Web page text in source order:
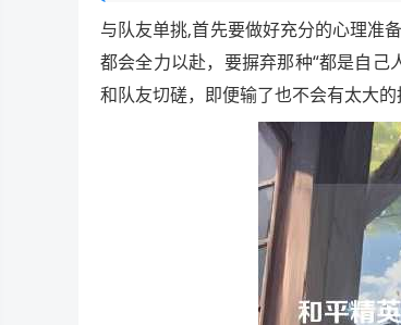
与队友单挑,首先要做好充分的心理准
都会全力以赴，要摒弃那种“都是自
和队友切磋，即便输了也不会有太大